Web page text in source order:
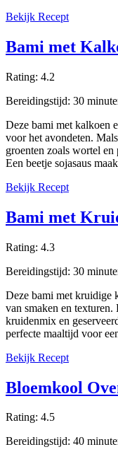
Bekijk Recept
Bami met
Rating: 4.2
Bereidingstijd: 30
Deze bami met kalkoen
voor het avondeten.
groenten zoals wortel
Een beetje sojasaus
Bekijk Recept
Bami met
Rating: 4.3
Bereidingstijd: 30
Deze bami met kruidige
van smaken en
kruidenmix en
perfecte maaltijd voor
Bekijk Recept
Bloemkool
Rating: 4.5
Bereidingstijd: 40